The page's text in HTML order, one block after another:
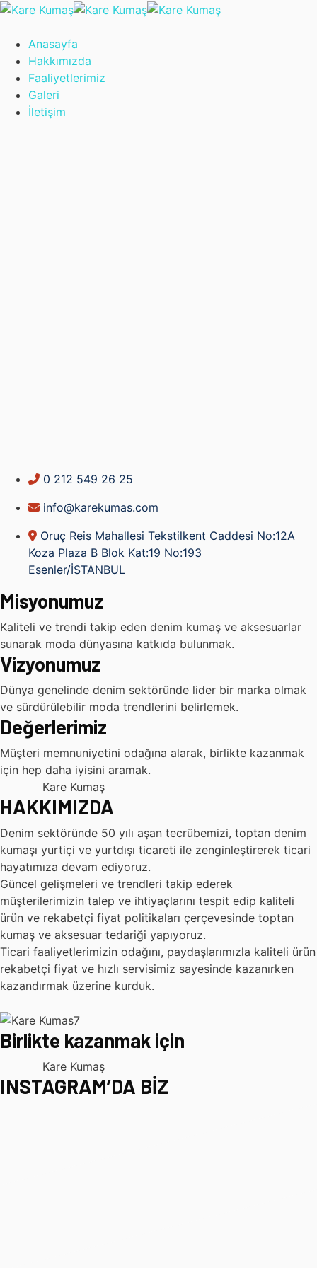
Anasayfa
Hakkımızda
Faaliyetlerimiz
Galeri
İletişim
0 212 549 26 25
info@karekumas.com
Oruç Reis Mahallesi Tekstilkent Caddesi No:12A
Koza Plaza B Blok Kat:19 No:193
Esenler/İSTANBUL
Misyonumuz
Kaliteli ve trendi takip eden denim kumaş ve aksesuarlar
sunarak moda dünyasına katkıda bulunmak.
Vizyonumuz
Dünya genelinde denim sektöründe lider bir marka olmak
ve sürdürülebilir moda trendlerini belirlemek.
Değerlerimiz
Müşteri memnuniyetini odağına alarak, birlikte kazanmak
için hep daha iyisini aramak.
Kare Kumaş
HAKKIMIZDA
Denim sektöründe 50 yılı aşan tecrübemizi, toptan denim
kumaşı yurtiçi ve yurtdışı ticareti ile zenginleştirerek ticari
hayatımıza devam ediyoruz.
Güncel gelişmeleri ve trendleri takip ederek
müşterilerimizin talep ve ihtiyaçlarını tespit edip kaliteli
ürün ve rekabetçi fiyat politikaları çerçevesinde toptan
kumaş ve aksesuar tedariği yapıyoruz.
Ticari faaliyetlerimizin odağını, paydaşlarımızla kaliteli ürün
rekabetçi fiyat ve hızlı servisimiz sayesinde kazanırken
kazandırmak üzerine kurduk.
Birlikte kazanmak için
Kare Kumaş
INSTAGRAM’DA BİZ